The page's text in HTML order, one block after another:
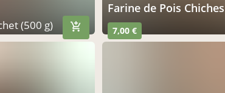
(500 g)
Farine de Pois Chiches
7,00 €